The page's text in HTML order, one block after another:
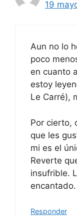
19
Aun no lo
poco
en cuanto
estoy
Le Carré),
Por cierto,
que les
mi es el
Reverte
insufrible.
Responder